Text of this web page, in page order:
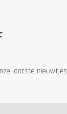
laatste nieuwtjes